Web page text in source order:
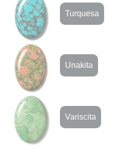
Turquesa
Unakita
Variscita